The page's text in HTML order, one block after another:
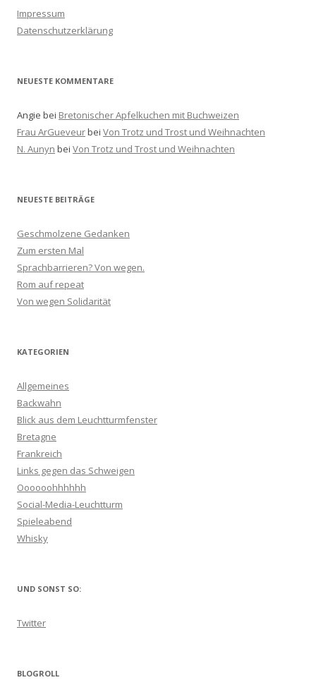
n
a
:
Impressum
Datenschutzerklärung
NEUESTE KOMMENTARE
Angie bei Bretonischer Apfelkuchen mit Buchweizen
Frau ArGueveurbei Von Trotz und Trost und Weihnachten
N. Aunyn bei Von Trotz und Trost und Weihnachten
NEUESTE BEITRÄGE
Geschmolzene Gedanken
Zum ersten Mal
Sprachbarrieren? Von wegen.
Rom auf repeat
Von wegen Solidarität
KATEGORIEN
Allgemeines
Backwahn
Blick aus dem Leuchtturmfenster
Bretagne
Frankreich
Links gegen das Schweigen
Oooooohhhhhh
Social-Media-Leuchtturm
Spieleabend
Whisky
UND SONST SO:
Twitter
BLOGROLL